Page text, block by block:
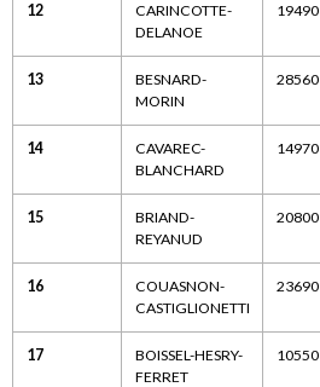
12
CARINCOTTE-
DELANOE
19490
13
BESNARD-
MORIN
28560
14
CAVAREC-
BLANCHARD
14970
15
BRIAND-
REYANUD
20800
16
COUASNON-
CASTIGLIONETTI
23690
17
BOISSEL-HESRY-
FERRET
10550